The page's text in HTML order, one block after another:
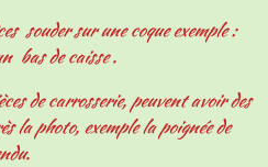
souder sur une coque exemple :
bas de caisse .
de carrosserie, peuvent avoir des
la photo, exemple la poignée de